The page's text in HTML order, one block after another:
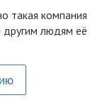
такая компания
другим людям её